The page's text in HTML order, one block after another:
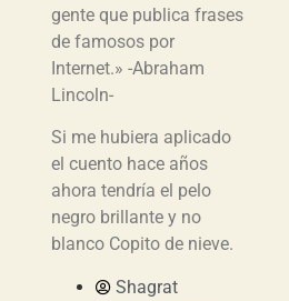
gente que publica frases
de famosos por
Internet.» -Abraham
Lincoln-
Si me hubiera aplicado
el cuento hace años
ahora tendría el pelo
negro brillante y no
blanco Copito de nieve.
Shagrat